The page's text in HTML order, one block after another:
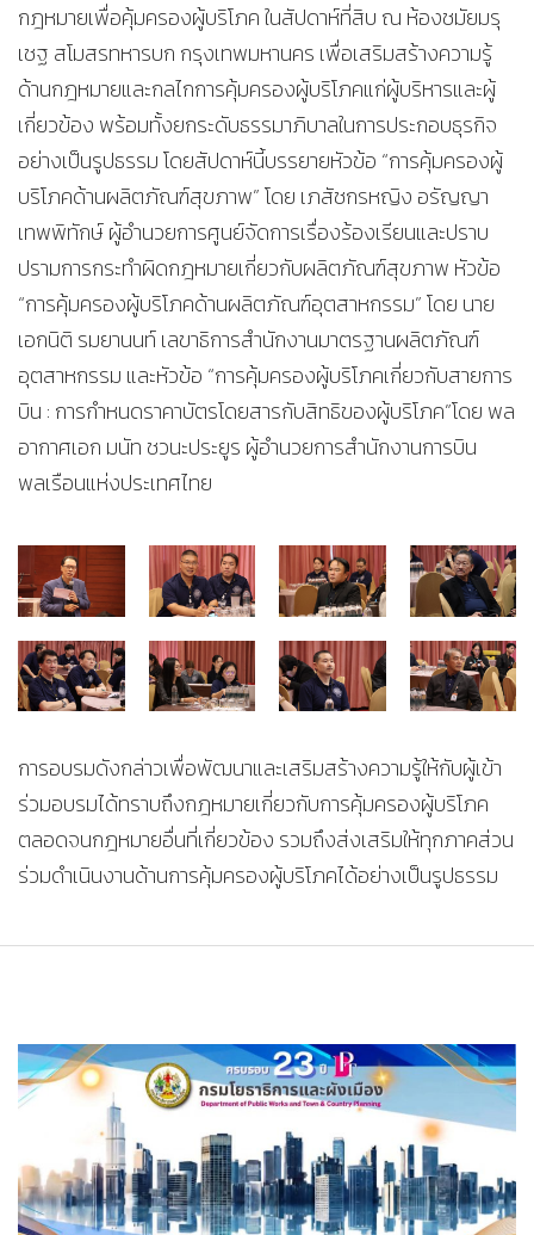
กฎหมายเพื่อคุ้มครองผู้บริโภค ในสัปดาห์ที่สิบ ณ ห้องชมัยมรุ
เชฐ สโมสรทหารบก กรุงเทพมหานคร เพื่อเสริมสร้างความรู้
ด้านกฎหมายและกลไกการคุ้มครองผู้บริโภคแก่ผู้บริหารและผู้
เกี่ยวข้อง พร้อมทั้งยกระดับธรรมาภิบาลในการประกอบธุรกิจ
อย่างเป็นรูปธรรม โดยสัปดาห์นี้บรรยายหัวข้อ “การคุ้มครองผู้
บริโภคด้านผลิตภัณฑ์สุขภาพ” โดย เภสัชกรหญิง อรัญญา
เทพพิทักษ์ ผู้อำนวยการศูนย์จัดการเรื่องร้องเรียนและปราบ
ปรามการกระทำผิดกฎหมายเกี่ยวกับผลิตภัณฑ์สุขภาพ หัวข้อ
“การคุ้มครองผู้บริโภคด้านผลิตภัณฑ์อุตสาหกรรม” โดย นาย
เอกนิติ รมยานนท์ เลขาธิการสำนักงานมาตรฐานผลิตภัณฑ์
อุตสาหกรรม และหัวข้อ “การคุ้มครองผู้บริโภคเกี่ยวกับสายการ
บิน : การกำหนดราคาบัตรโดยสารกับสิทธิของผู้บริโภค”โดย พล
อากาศเอก มนัท ชวนะประยูร ผู้อำนวยการสำนักงานการบิน
พลเรือนแห่งประเทศไทย
การอบรมดังกล่าวเพื่อพัฒนาและเสริมสร้างความรู้ให้กับผู้เข้า
ร่วมอบรมได้ทราบถึงกฎหมายเกี่ยวกับการคุ้มครองผู้บริโภค
ตลอดจนกฎหมายอื่นที่เกี่ยวข้อง รวมถึงส่งเสริมให้ทุกภาคส่วน
ร่วมดำเนินงานด้านการคุ้มครองผู้บริโภคได้อย่างเป็นรูปธรรม